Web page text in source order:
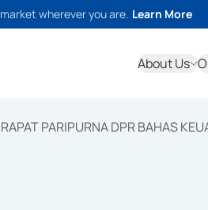
wherever you are. Learn More
About Us
PARIPURNA DPR BAHAS